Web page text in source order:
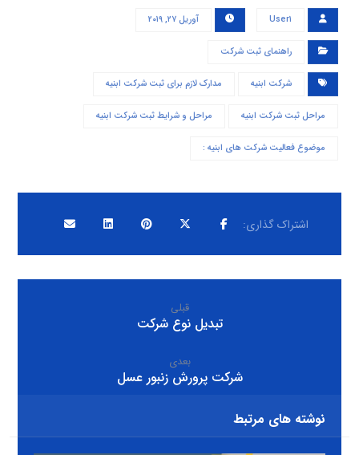
User۱ آوریل ۲۷, ۲۰۱۹
راهنمای ثبت شرکت
شرکت ابنیه مدارک لازم برای ثبت شرکت ابنیه
مراحل ثبت شرکت ابنیه مراحل و شرایط ثبت شرکت ابنیه
موضوع فعالیت شرکت های ابنیه :
قبلی
تبدیل نوع شرکت
بعدی
شرکت پرورش زنبور عسل
نوشته های مرتبط